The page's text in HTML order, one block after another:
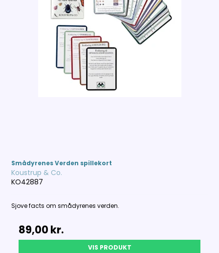
Smådyrenes Verden spillekort
Koustrup & Co.
KO42887
Sjove facts om smådyrenes verden.
89,00 kr.
VIS PRODUKT